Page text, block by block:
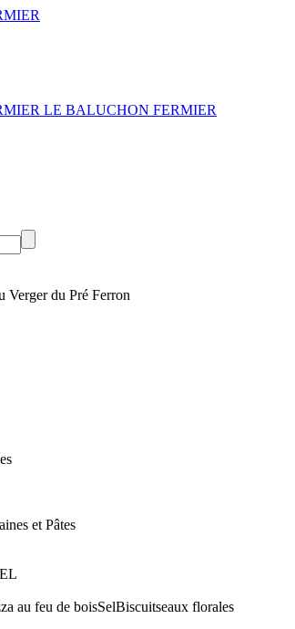
LE BALUCHON FERMIER
Verger du Pré Ferron
et Pâtes
au feu de boisSelBiscuitseaux florales